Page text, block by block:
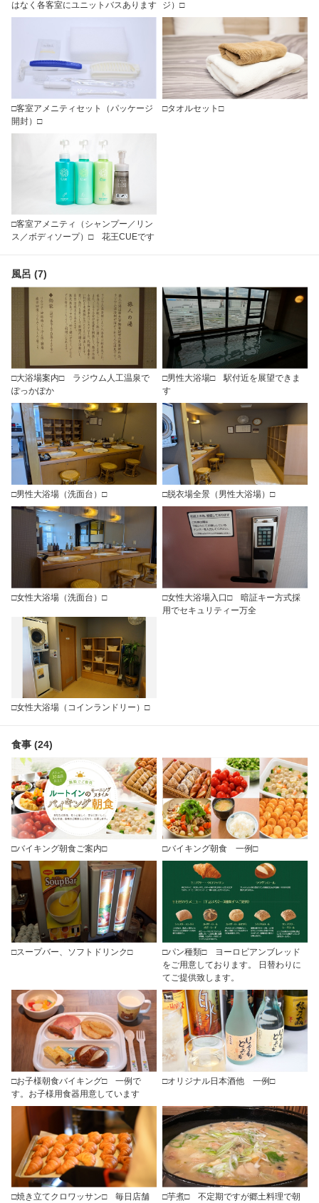
はなく各客室にユニットバスあります ジ）□
□客室アメニティセット（パッケージ
開封）□
□タオルセット□
□客室アメニティ（シャンプー／リン
ス／ボディソープ）□ 花王CUEです
風呂 (7)
□大浴場案内□ ラジウム人工温泉で
ぽっかぽか
□男性大浴場□ 駅付近を展望できま
す
□男性大浴場（洗面台）□ □脱衣場全景（男性大浴場）□
□女性大浴場（洗面台）□
□女性大浴場入口□ 暗証キー方式採
用でセキュリティー万全
□女性大浴場（コインランドリー）□
食事 (24)
□バイキング朝食ご案内□ □バイキング朝食 一例□
□スープバー、ソフトドリンク□
□パン種類□ ヨーロピアンブレッド
をご用意しております。 日替わりに
てご提供致します。
□お子様朝食バイキング□ 一例で
す。お子様用食器用意しています
□オリジナル日本酒他 一例□
□焼き立てクロワッサン□ 毎日店舗
□芋煮□ 不定期ですが郷土料理で朝